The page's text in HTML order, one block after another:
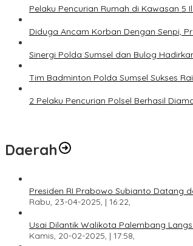
Pelaku Pencurian Rumah di Kawasan 5
Diduga Ancam Korban Dengan Senpi,
Sinergi Polda Sumsel dan Bulog
Tim Badminton Polda Sumsel Sukses
2 Pelaku Pencurian Polsel Berhasil
Daerah
Presiden RI Prabowo Subianto Datang
Rabu, 23-04-2025, | 16:22,
Usai Dilantik Walikota Palembang
Kamis, 20-02-2025, | 17:58,